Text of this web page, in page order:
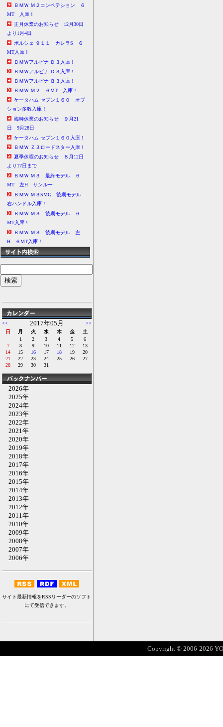
ＢＭＷ Ｍ２コンペテション ６
MT 入庫！
正月休業のお知らせ 12月30日
より1月4日
ポルシェ ９１１ カレラS ６
MT入庫！
ＢＭＷアルピナ Ｄ３入庫！
ＢＭＷアルピナ Ｄ３入庫！
ＢＭＷアルピナ Ｂ３入庫！
ＢＭＷ Ｍ２ ６MT 入庫！
ケータハム セブン１６０ オプ
ション多数入庫！
臨時休業のお知らせ ９月21
日 9月28日
ケータハム セブン１６０入庫！
ＢＭＷ Ｚ３ロードスター入庫！
夏季休暇のお知らせ ８月12日
より17日まで
ＢＭＷ Ｍ３ 最終モデル ６
MT 左H サンルー
ＢＭＷ Ｍ３SMG 後期モデル
右ハンドル入庫！
ＢＭＷ Ｍ３ 後期モデル ６
MT入庫！
ＢＭＷ Ｍ３ 後期モデル 左
H ６MT入庫！
<< 2017年05月
>>
日
月 火 水 木 金
土
1
2 3 4 5
6
7
8 9 10 11 12
13
14
15 16 17 18 19
20
21
22 23 24 25 26
27
28
29 30 31
2026年
2025年
2024年
2023年
2022年
2021年
2020年
2019年
2018年
2017年
2016年
2015年
2014年
2013年
2012年
2011年
2010年
2009年
2008年
2007年
2006年
サイト最新情報をRSSリーダーのソフト
にて受信できます。
Copyright © 2006-2026